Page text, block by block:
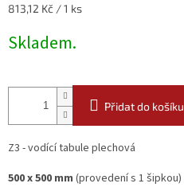
Měrná
813,12 Kč / 1 ks
Skladem.
Přidat do košíku
Z3 - vodící tabule plechová
500 x 500 mm (provedení s 1 šipkou)